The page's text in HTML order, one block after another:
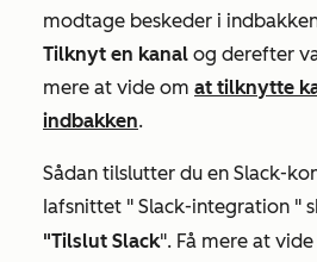
modtage beskeder i
Tilknyt en kanal og derefter
mere at vide om at tilknytte
indbakken.
Sådan tilslutter du en Slack-
Iafsnittet " Slack-integration "
"Tilslut Slack". Få mere at